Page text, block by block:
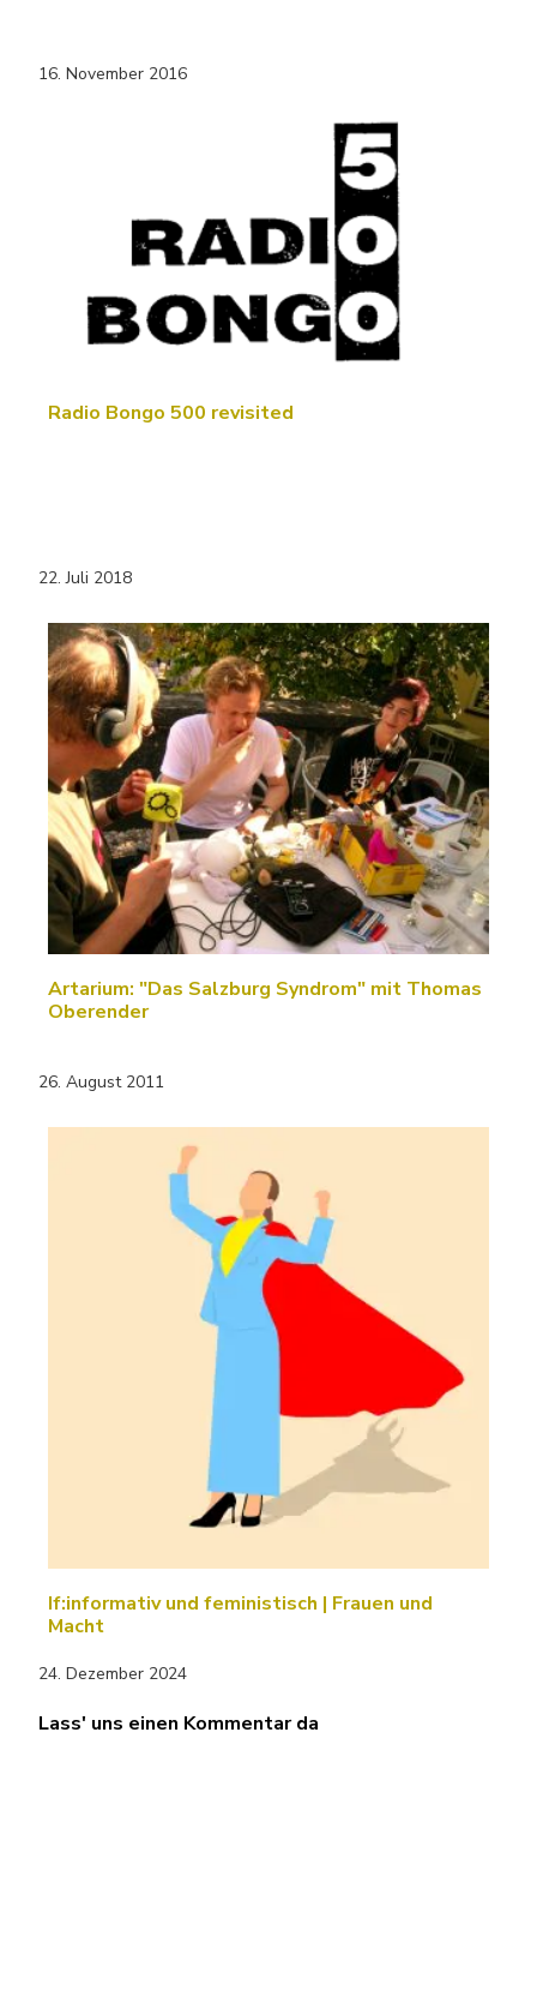
16. November 2016
Radio Bongo 500 revisited
22. Juli 2018
Artarium: "Das Salzburg Syndrom" mit Thomas
Oberender
26. August 2011
If:informativ und feministisch | Frauen und
Macht
24. Dezember 2024
Lass' uns einen Kommentar da